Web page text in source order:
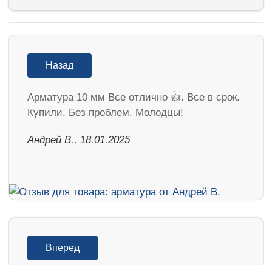
Назад
Арматура 10 мм Все отлично 👍. Все в срок.
Купили. Без проблем. Молодцы!
Андрей В., 18.01.2025
Вперед